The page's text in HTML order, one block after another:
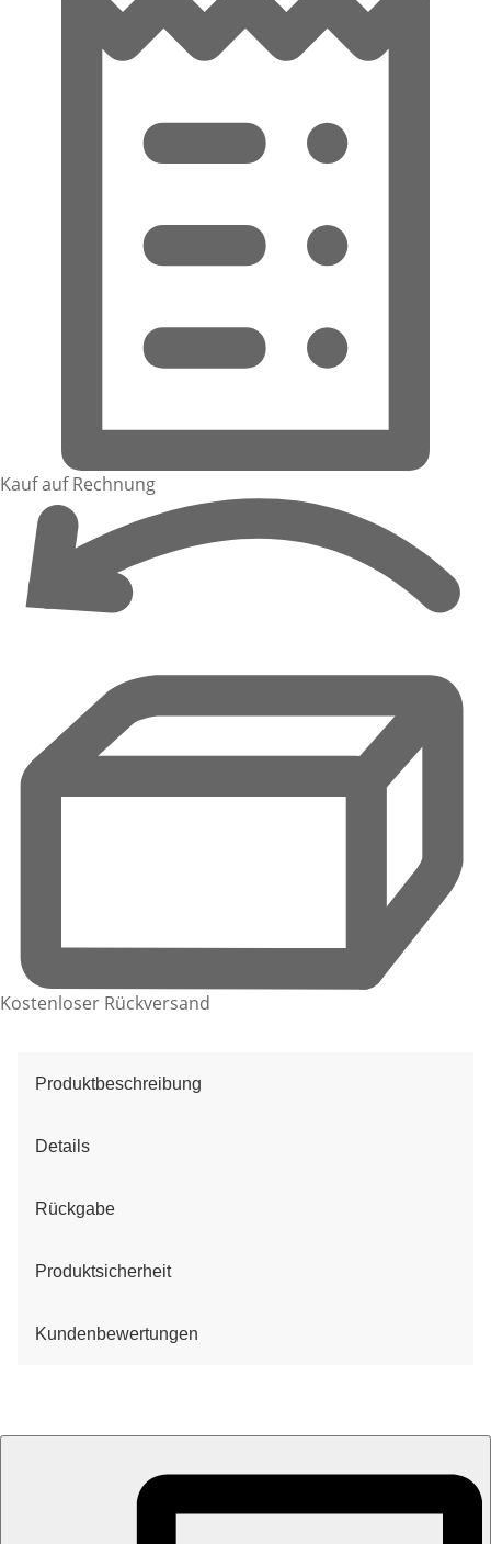
Kauf auf Rechnung
Kostenloser Rückversand
Produktbeschreibung
Details
Rückgabe
Produktsicherheit
Kundenbewertungen